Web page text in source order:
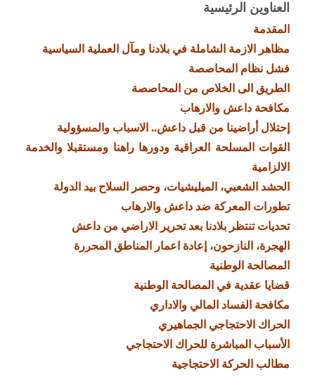
العناوين الرئيسية
المقدمة
مظاهر الازمة الشاملة في بلادنا ومآل العملية السياسية
فشل نظام المحاصصة
الطريق الى الخلاص من المحاصصة
مكافحة داعش والارهاب
إحتلال أراضينا من قبل داعش.. الاسباب والمسؤولية
القوات المسلحة العراقية ودورها راهنا ومستقبلا والخدمة
الالزامية
الحشد الشعبي، الميليشيات، وحصر السلاح بيد الدولة
تطورات المعركة ضد داعش والارهاب
تحديات تنتظر بلادنا بعد تحرير الاراضي من داعش
الهجرة، النازحون، إعادة اعمار المناطق المحررة
المصالحة الوطنية
قضايا عقدية في المصالحة الوطنية
مكافحة الفساد المالي والاداري
الحراك الاحتجاجي الجماهيري
الأسباب المباشرة للحراك الاحتجاجي
مطالب الحركة الاحتجاجية